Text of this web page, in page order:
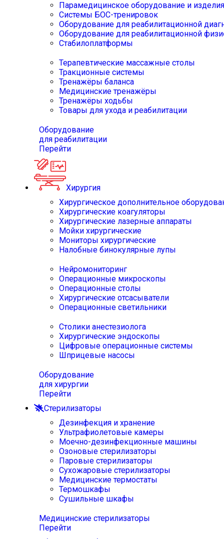
Парамедицинское оборудование и изделия
Системы БОС-тренировок
Оборудование для реабилитационной
Оборудование для реабилитационной
Стабилоплатформы
Терапевтические массажные столы
Тракционные системы
Тренажёры баланса
Медицинские тренажёры
Тренажёры ходьбы
Товары для ухода и реабилитации
Оборудование
для реабилитации
Перейти
Хирургия
Хирургическое дополнительное
Хирургические коагуляторы
Хирургические лазерные аппараты
Мойки хирургические
Мониторы хирургические
Налобные бинокулярные лупы
Нейромониторинг
Операционные микроскопы
Операционные столы
Хирургические отсасыватели
Операционные светильники
Столики анестезиолога
Хирургические эндоскопы
Цифровые операционные системы
Шприцевые насосы
Оборудование
для хирургии
Перейти
Стерилизаторы
Дезинфекция и хранение
Ультрафиолетовые камеры
Моечно-дезинфекционные машины
Озоновые стерилизаторы
Паровые стерилизаторы
Сухожаровые стерилизаторы
Медицинские термостаты
Термошкафы
Сушильные шкафы
Медицинские стерилизаторы
Перейти